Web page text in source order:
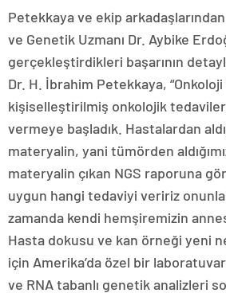
Petekkaya ve ekip
ve Genetik Uzmanı Dr. Aybike
gerçekleştirdikleri başarının
Dr. H. İbrahim Petekkaya,
kişiselleştirilmiş onkolojik
vermeye başladık. Hastalardan
materyalin, yani tümörden
materyalin çıkan NGS raporuna
uygun hangi tedaviyi veririz
zamanda kendi hemşiremizin
Hasta dokusu ve kan örneği yeni
için Amerika’da özel bir
ve RNA tabanlı genetik analizleri